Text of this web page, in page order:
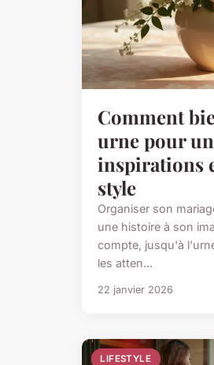
Comment
urne pour
inspirations
style
Organiser son
une histoire à son
compte, jusqu'à
les atten...
22 janvier 2026
LIFESTYLE